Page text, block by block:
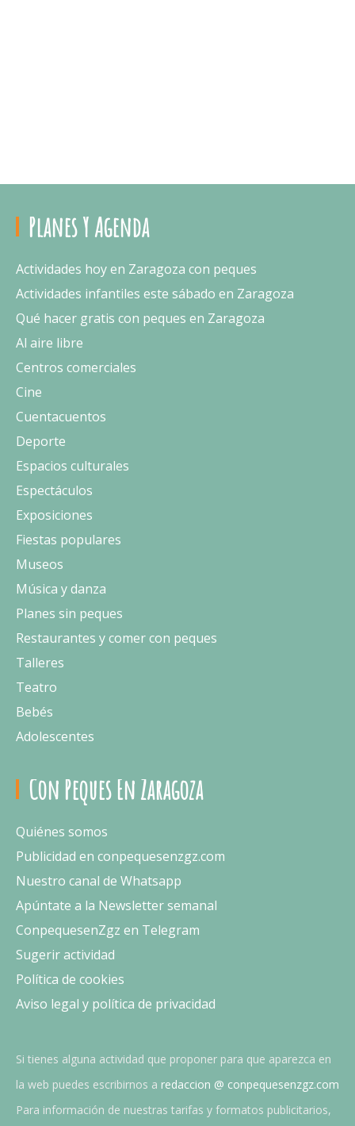
Planes Y Agenda
Actividades hoy en Zaragoza con peques
Actividades infantiles este sábado en Zaragoza
Qué hacer gratis con peques en Zaragoza
Al aire libre
Centros comerciales
Cine
Cuentacuentos
Deporte
Espacios culturales
Espectáculos
Exposiciones
Fiestas populares
Museos
Música y danza
Planes sin peques
Restaurantes y comer con peques
Talleres
Teatro
Bebés
Adolescentes
Con Peques En Zaragoza
Quiénes somos
Publicidad en conpequesenzgz.com
Nuestro canal de Whatsapp
Apúntate a la Newsletter semanal
ConpequesenZgz en Telegram
Sugerir actividad
Política de cookies
Aviso legal y política de privacidad
Si tienes alguna actividad que proponer para que aparezca en
la web puedes escribirnos a redaccion @ conpequesenzgz.com
Para información de nuestras tarifas y formatos publicitarios,